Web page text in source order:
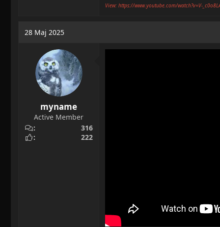
View: https://www.youtube.com/watch?v=V-
28 Maj 2025
myname
Active Member
316
222